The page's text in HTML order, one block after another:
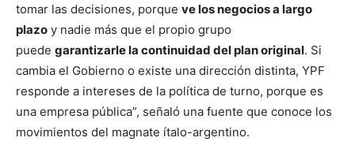
tomar las decisiones, porque ve los negocios a largo
plazo y nadie más que el propio grupo
puede garantizarle la continuidad del plan original. Si
cambia el Gobierno o existe una dirección distinta, YPF
responde a intereses de la política de turno, porque es
una empresa pública”, señaló una fuente que conoce los
movimientos del magnate ítalo-argentino.